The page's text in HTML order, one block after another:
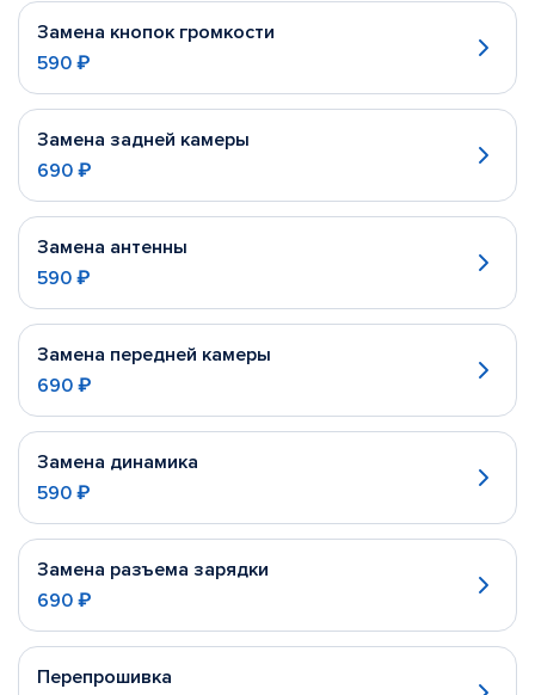
Замена кнопок громкости
590 ₽
Замена задней камеры
690 ₽
Замена антенны
590 ₽
Замена передней камеры
690 ₽
Замена динамика
590 ₽
Замена разъема зарядки
690 ₽
Перепрошивка